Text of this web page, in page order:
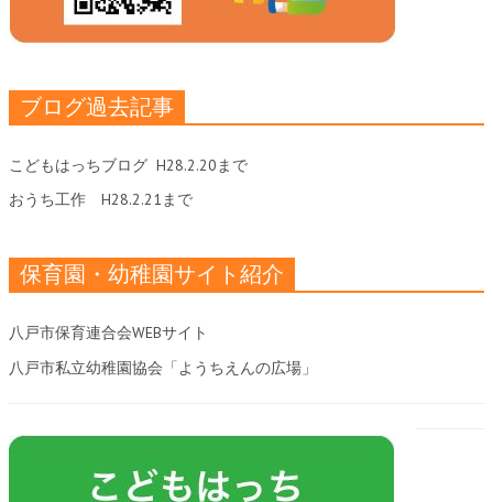
ブログ過去記事
こどもはっちブログ H28.2.20まで
おうち工作 H28.2.21まで
保育園・幼稚園サイト紹介
八戸市保育連合会WEBサイト
八戸市私立幼稚園協会「ようちえんの広場」